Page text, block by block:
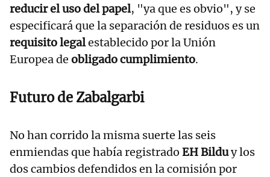
reducir el uso del papel, "ya que es obvio", y se
especificará que la separación de residuos es un
requisito legalestablecido por la Unión
Europea de obligado cumplimiento.
Futuro de Zabalgarbi
No han corrido la misma suerte las seis
enmiendas que había registrado EH Bilduy los
dos cambios defendidos en la comisión por